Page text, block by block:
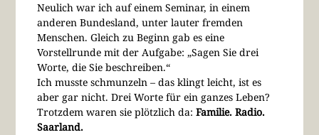
Neulich war ich auf einem Seminar, in einem
anderen Bundesland, unter lauter fremden
Menschen. Gleich zu Beginn gab es eine
Vorstellrunde mit der Aufgabe: „Sagen Sie drei
Worte, die Sie beschreiben.“
Ich musste schmunzeln – das klingt leicht, ist es
aber gar nicht. Drei Worte für ein ganzes Leben?
Trotzdem waren sie plötzlich da:Familie. Radio.
Saarland.